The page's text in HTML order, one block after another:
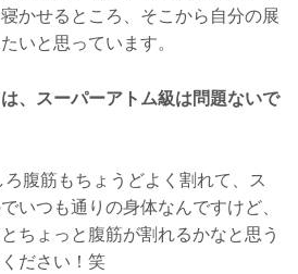
かせるところ、そこから自分の展
いと思っています。
、スーパーアトム級は問題ないで
腹筋もちょうどよく割れて、ス
いつも通りの身体なんですけど、
ちょっと腹筋が割れるかなと思う
ださい！笑